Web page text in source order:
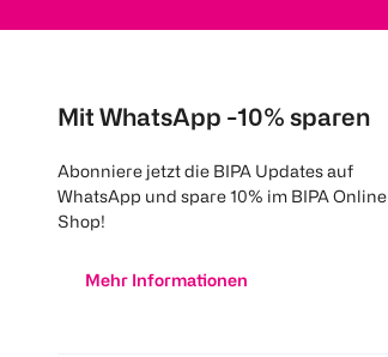
Mit WhatsApp -10% sparen
Abonniere jetzt die BIPA Updates auf
WhatsApp und spare 10% im BIPA Online
Shop!
Mehr Informationen